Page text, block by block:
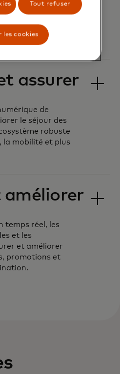
à des campagnes
et des
encouragent
assurer
de
le séjour des
robuste
la mobilité et plus
améliorer
temps réel, les
et les
et améliorer
promotions et
Tout refuser
les cookies